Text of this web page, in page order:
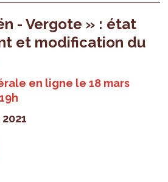
- Vergote » : état
et modification du
en ligne le 18 mars